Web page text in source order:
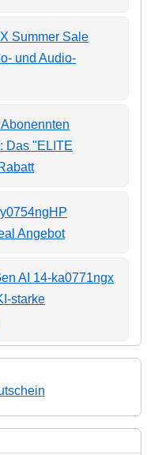
Summer Sale
und Audio-
Das "ELITE
HP
Angebot
starke